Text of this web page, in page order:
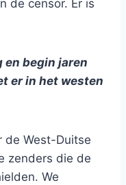
de censor. Er is
en begin jaren
er in het westen
de West-Duitse
zenders die de
We